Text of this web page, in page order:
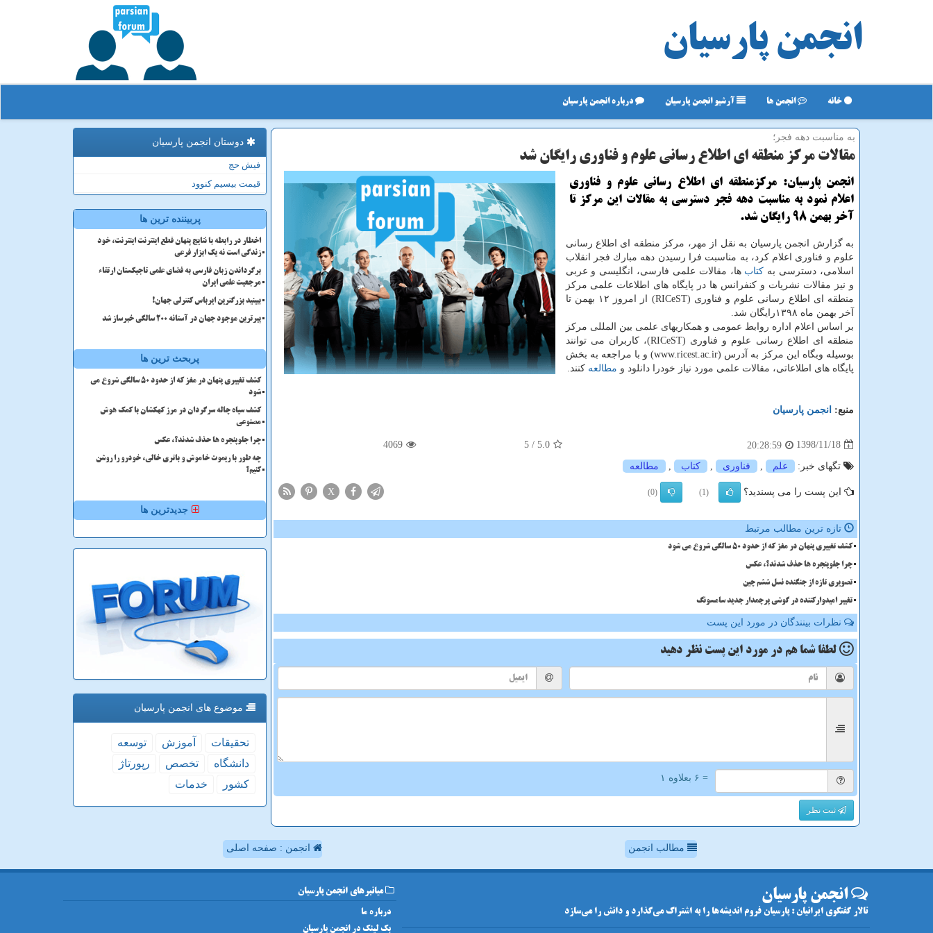
انجمن پارسیان
خانه انجمن ها آرشیو انجمن پارسیان درباره انجمن پارسیان
به مناسبت دهه فجر؛
مقالات مركز منطقه ای اطلاع رسانی علوم و فناوری رایگان شد
انجمن پارسیان: مركزمنطقه ای اطلاع رسانی علوم و فناوری
اعلام نمود به مناسبت دهه فجر دسترسی به مقالات این مركز تا
آخر بهمن 98 رایگان شد.
به گزارش انجمن پارسیان به نقل از مهر، مركز منطقه ای اطلاع رسانی
علوم و فناوری اعلام كرد، به مناسبت فرا رسیدن دهه مبارك فجر انقلاب
اسلامی، دسترسی به كتاب ها، مقالات علمی فارسی، انگلیسی و عربی
و نیز مقالات نشریات و كنفرانس ها در پایگاه های اطلاعات علمی مركز
منطقه ای اطلاع رسانی علوم و فناوری (RICeST) از امروز ۱۲ بهمن تا
آخر بهمن ماه ۱۳۹۸رایگان شد.
بر اساس اعلام اداره روابط عمومی و همكاریهای علمی بین المللی مركز
منطقه ای اطلاع رسانی علوم و فناوری (RICeST)، كاربران می توانند
بوسیله وبگاه این مركز به آدرس (www.ricest.ac.ir) و با مراجعه به بخش
پایگاه های اطلاعاتی، مقالات علمی مورد نیاز خودرا دانلود و مطالعه كنند.
منبع: انجمن پارسیان
1398/11/18
20:28:59
5.0
/ 5
4069
تگهای خبر: علم فناوری كتاب مطالعه
این پست را می پسندید؟ (1)
(0)
X
تازه ترین مطالب مرتبط
کشف تغییری پنهان در مغز که از حدود 50 سالگی شروع می شود
چرا جلوپنجره ها حذف شدند؟، عکس
تصویری تازه از جنگنده نسل ششم چین
تغییر امیدوارکننده در گوشی پرچمدار جدید سامسونگ
نظرات بینندگان در مورد این پست
لطفا شما هم در مورد این پست نظر دهید
= ۶ بعلاوه ۱
ثبت نظر
دوستان انجمن پارسیان
فیش حج
قیمت بیسیم کنوود
پربیننده ترین ها
اخطار در رابطه با نتایج پنهان قطع اینترنت اینترنت، خود
زندگی است نه یک ابزار فرعی
برگرداندن زبان فارسی به فضای علمی تاجیکستان ارتقاء
مرجعیت علمی ایران
ببینید بزرگترین ایرباس کنترلی جهان!
پیرترین موجود جهان در آستانه ۲۰۰ سالگی خبرساز شد
پربحث ترین ها
کشف تغییری پنهان در مغز که از حدود 50 سالگی شروع می
شود
کشف سیاه چاله سرگردان در مرز کهکشان با کمک هوش
مصنوعی
چرا جلوپنجره ها حذف شدند؟، عکس
چه طور با ریموت خاموش و باتری خالی، خودرو را روشن
کنیم؟
جدیدترین ها
موضوع های انجمن پارسیان
تحقیقات آموزش
توسعه
دانشگاه
تخصص
رپورتاژ
كشور
خدمات
مطالب انجمن انجمن : صفحه اصلی
انجمن پارسیان
تالار گفتگوی ایرانیان : پارسیان فروم اندیشه‌ها را به اشتراک می‌گذارد و دانش را می‌سازد
میانبرهای انجمن پارسیان
درباره ما
بک لینک در انجمن پارسیان